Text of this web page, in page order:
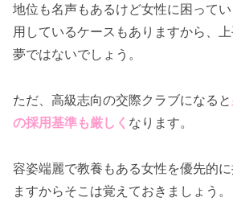
地位も名声もあるけど女性に困って
用しているケースもありますから、
夢ではないでしょう。
ただ、高級志向の交際クラブになると
の採用基準も厳しく なります。
容姿端麗で教養もある女性を優先的
ますからそこは覚えておきましょう。